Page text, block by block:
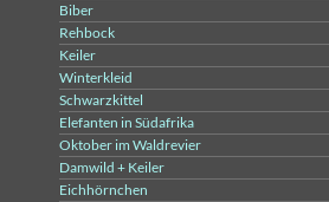
Biber
Rehbock
Keiler
Winterkleid
Schwarzkittel
Elefanten in Südafrika
Oktober im Waldrevier
Damwild + Keiler
Eichhörnchen